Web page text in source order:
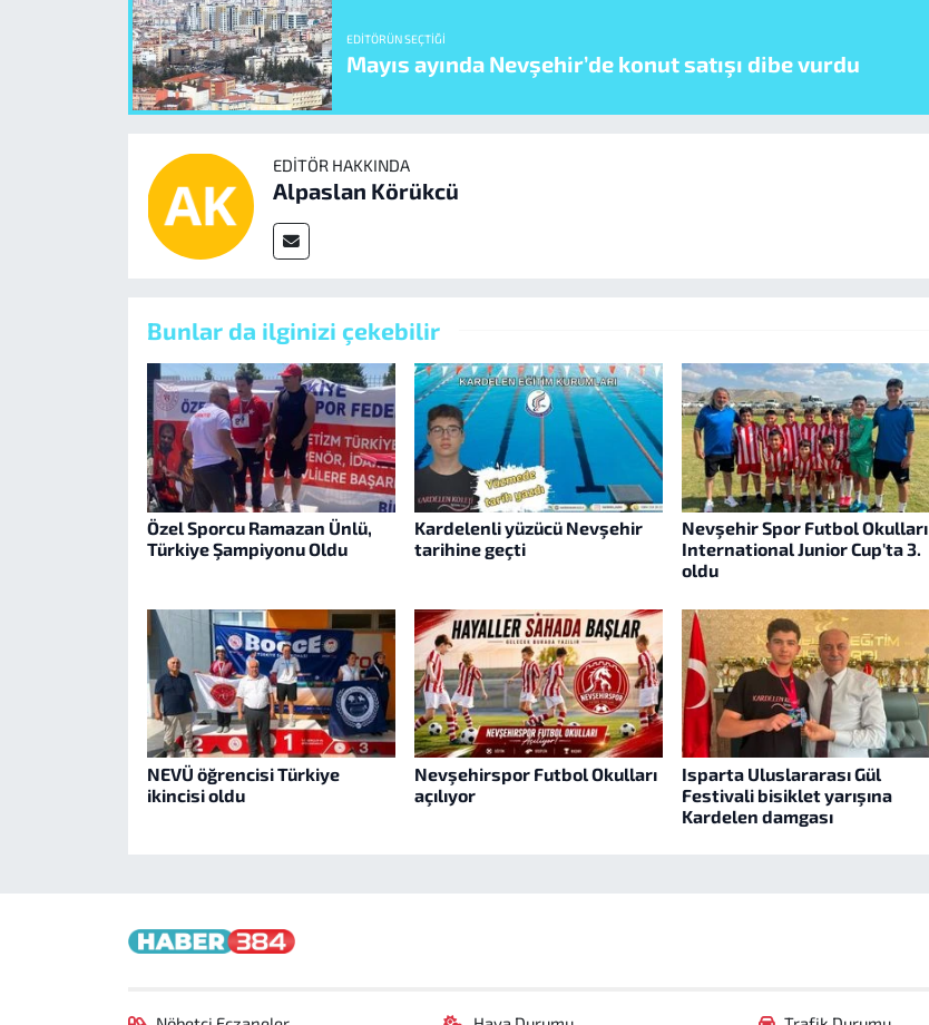
EDITÖRÜN SEÇTIĞI
Mayıs ayında Nevşehir’de konut satışı dibe vurdu
EDITÖR HAKKINDA
Alpaslan Körükcü
Bunlar da ilginizi çekebilir
Özel Sporcu Ramazan Ünlü,
Türkiye Şampiyonu Oldu
Kardelenli yüzücü Nevşehir
tarihine geçti
Nevşehir Spor Futbol Okulları
International Junior Cup'ta 3.
oldu
NEVÜ öğrencisi Türkiye
ikincisi oldu
Nevşehirspor Futbol Okulları
açılıyor
Isparta Uluslararası Gül
Festivali bisiklet yarışına
Kardelen damgası